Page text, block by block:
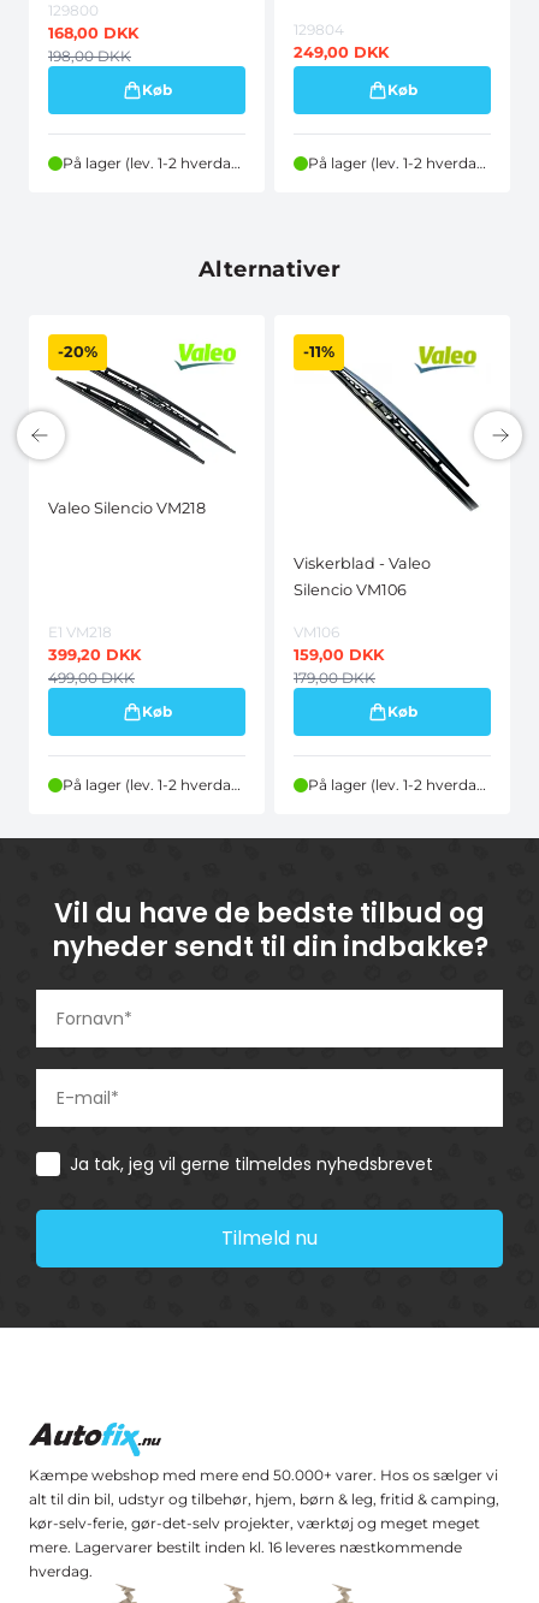
129800
168,00 DKK
198,00DKK
Køb
På lager (lev. 1-2 hverdage)
129804
249,00 DKK
Køb
På lager (lev. 1-2 hverdage)
Alternativer
-20%
Valeo Silencio VM218
E1 VM218
399,20 DKK
499,00DKK
Køb
På lager (lev. 1-2 hverdage)
-11%
Viskerblad - Valeo
Silencio VM106
VM106
159,00 DKK
179,00DKK
Køb
På lager (lev. 1-2 hverdage)
Vil du have de bedste tilbud og
nyheder sendt til din indbakke?
Consent
Ja tak, jeg vil gerne tilmeldes nyhedsbrevet
Tilmeld nu
Kæmpe webshop med mere end 50.000+ varer. Hos os sælger vi
alt til din bil, udstyr og tilbehør, hjem, børn & leg, fritid & camping,
kør-selv-ferie, gør-det-selv projekter, værktøj og meget meget
mere. Lagervarer bestilt inden kl. 16 leveres næstkommende
hverdag.